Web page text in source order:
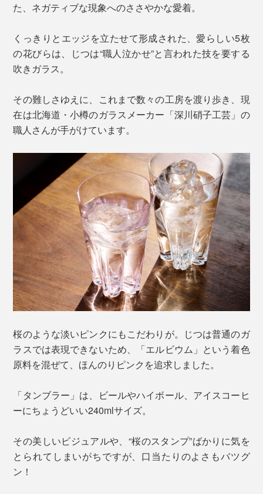
た、ネガティブな現象へのささやかな愛着。
くっきりとエッジを立たせて形成された、愛らしい5枚
の花びらは、じつは“職人泣かせ”と言われた技を要する
吹きガラス。
その難しさゆえに、これまで数々の工房を渡り歩き、現
在は北海道・小樽のガラスメーカー「深川硝子工芸」の
職人さんが手がけています。
桜のような淡いピンクにもこだわりが。じつは普通のガ
ラスでは表現できないため、「エルビウム」という着色
原料を混ぜて、ほんのりピンクを追求しました。
「タンブラー」は、ビールやハイボール、アイスコーヒ
ーにちょうどいい240mlサイズ。
その美しいビジュアルや、“桜のスタンプ”ばかりに気を
とられてしまいがちですが、口当たりのよさもバツグ
ン！